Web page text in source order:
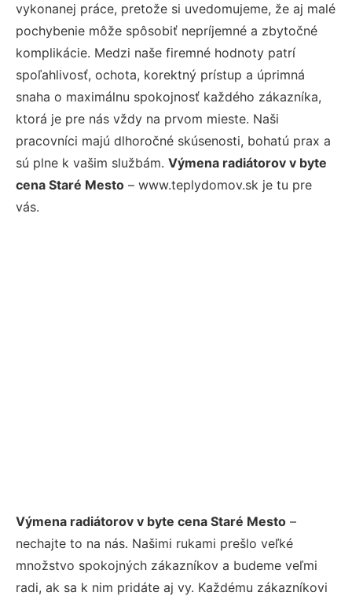
vykonanej práce, pretože si uvedomujeme, že aj malé
pochybenie môže spôsobiť nepríjemné a zbytočné
komplikácie. Medzi naše firemné hodnoty patrí
spoľahlivosť, ochota, korektný prístup a úprimná
snaha o maximálnu spokojnosť každého zákazníka,
ktorá je pre nás vždy na prvom mieste. Naši
pracovníci majú dlhoročné skúsenosti, bohatú prax a
sú plne k vašim službám. Výmena radiátorov v byte
cena Staré Mesto – www.teplydomov.sk je tu pre
vás.
Výmena radiátorov v byte cena Staré Mesto –
nechajte to na nás. Našimi rukami prešlo veľké
množstvo spokojných zákazníkov a budeme veľmi
radi, ak sa k nim pridáte aj vy. Každému zákazníkovi